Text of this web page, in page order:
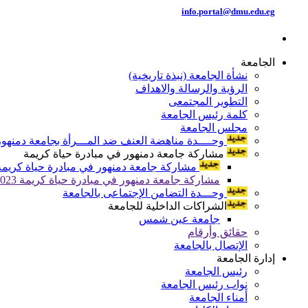
info.portal@dmu.edu.eg
الجامعة
نشأة الجامعة (نبذة تاريخية)
الرؤية والرسالة والاهداف
التطوير المجتمعى
كلمة رئيس الجامعة
مجلس الجامعة
وحــــدة مناهضة العنف ضد المـــرأة بجامعة
مشاركة جامعة دمنهور في مبادرة حياة كريمة
مشاركة جامعة دمنهور في مبادرة حياة كريمة
مشاركة جامعة دمنهور في مبادرة حياة كريمة 2023
وحـــدة التضامن الإجتماعى بالجامعة
الشراكات الداخلية للجامعة
جامعة عين شمس
حقائق وأرقام
الإتصال بالجامعة
إدارة الجامعة
رئيس الجامعة
نواب رئيس الجامعة
أمناء الجامعة